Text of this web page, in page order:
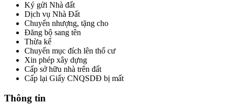
Ký gửi Nhà đất
Dịch vụ Nhà Đất
Chuyển nhượng, tặng cho
Đăng bộ sang tên
Thừa kế
Chuyển mục đích lên thổ cư
Xin phép xây dựng
Cấp sở hữu nhà trên đất
Cấp lại Giấy CNQSDĐ bị mất
Thông tin